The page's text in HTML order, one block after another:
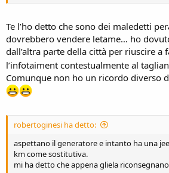
Te l’ho detto che sono dei maledetti
dovrebbero vendere letame… ho
dall’altra parte della città per riuscire a
l’infotaiment contestualmente al
Comunque non ho un ricordo diverso
robertoginesi ha detto:
aspettano il generatore e intanto ha una
km come sostitutiva.
mi ha detto che appena gliela